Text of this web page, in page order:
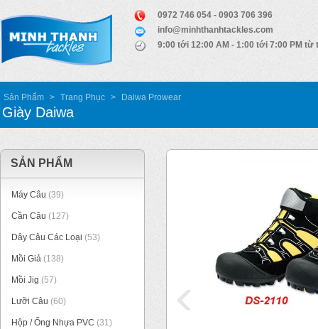
0972 746 054 - 0903 706 396
info@minhthanhtackles.com
9:00 tới 12:00 AM - 1:00 tới 7:00 PM từ
Sản Phẩm > Trang Phục > Daiwa Prowear
Giày Daiwa
SẢN PHẨM
Máy Câu (39)
Cần Câu (127)
Dây Câu Các Loại (53)
Mồi Giả (138)
Mồi Jig (57)
Lưỡi Câu (60)
Hộp / Ống Nhựa PVC (31)